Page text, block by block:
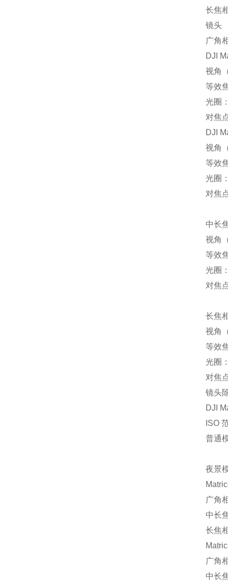
长焦
镜头
广角
DJI
视角
等效
光圈
对焦
DJI
视角
等效
光圈
对焦
中长
视角
等效
光圈
对焦
长焦
视角
等效
光圈
对焦
镜头
DJI
ISO
普通
夜景
广角
中长
长焦
广角
中长